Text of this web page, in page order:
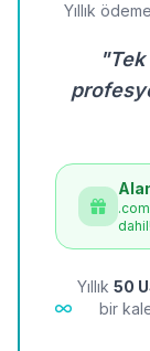
Yıllık
dahil!
Yıllık 50
bir